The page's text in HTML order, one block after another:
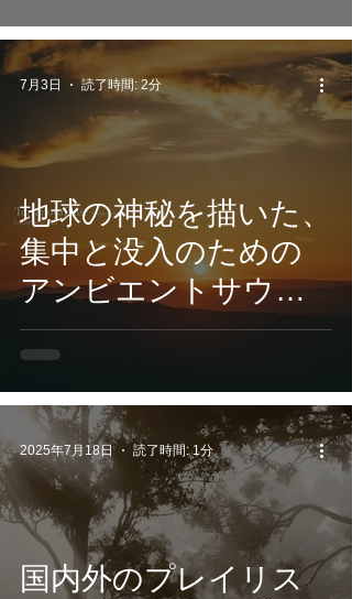
波数ヒーリングアル
バム『World with
Relief and Silence』7
月17日配信開始
地球の神秘を描いた、
集中と没入のための
アンビエントサウン
ド。CROIX
HEALING『
TerranovaPulse -
HiddenMantles 』7月
3日配信開始
7月3日 読了時間: 2分
国内外のプレイリス
2025年7月18日 読了時間: 1分